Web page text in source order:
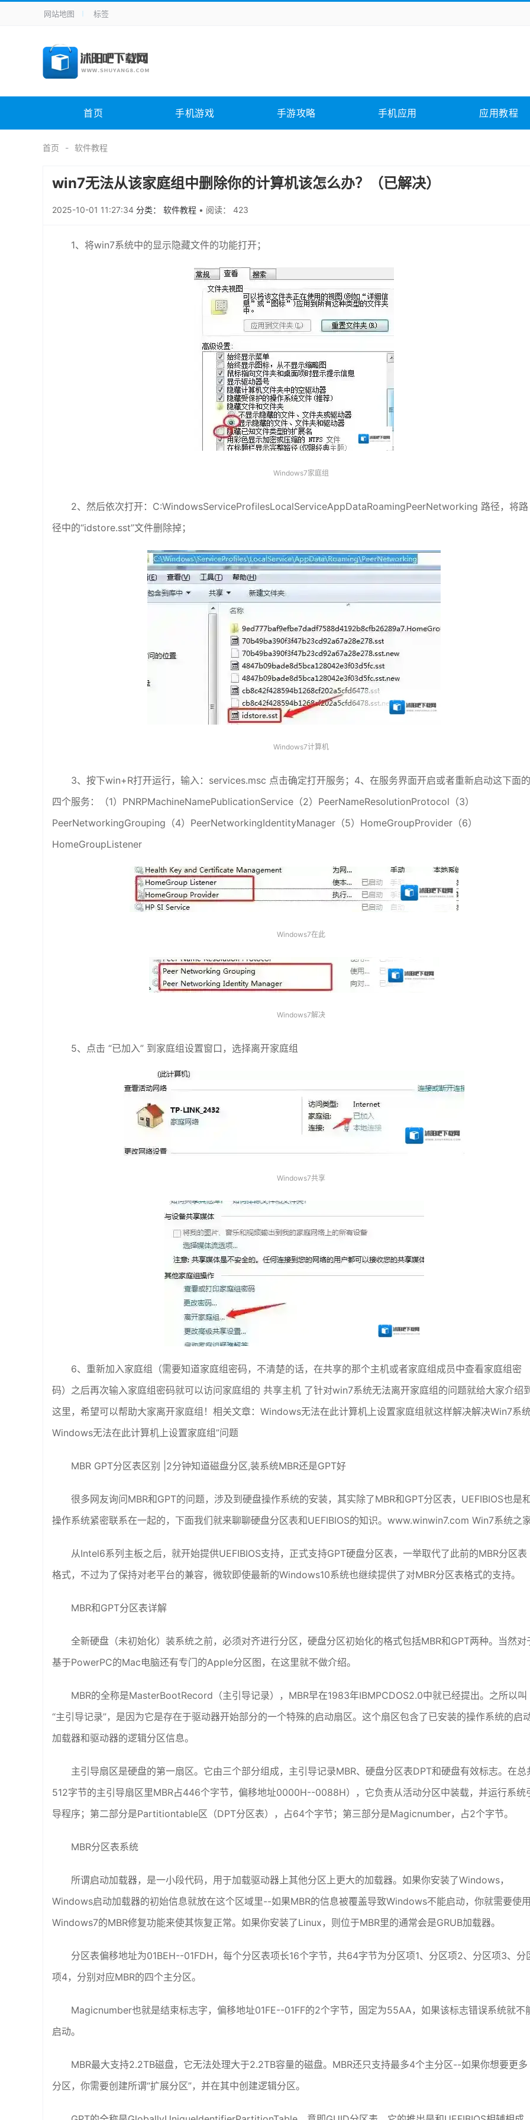
手机应用
手机游戏 H5游戏
电脑软件 其它类别 图形软件 安全相关 应用软件 影音软件 插件下载
未分类 综合其它
网站地图 标签
首页 手机游戏 手游攻略 手机应用 应用教程
首页 软件教程
win7无法从该家庭组中删除你的计算机该怎么办？（已解决）
2025-10-01 11:27:34 分类： 软件教程 • 阅读： 423
1、将win7系统中的显示隐藏文件的功能打开；
Windows7家庭组
2、然后依次打开：C:WindowsServiceProfilesLocalServiceAppDataRoamingPeerNetworking 路径，将路
径中的“idstore.sst”文件删除掉；
Windows7计算机
3、按下win+R打开运行，输入：services.msc 点击确定打开服务；4、在服务界面开启或者重新启动这下面的
四个服务：（1）PNRPMachineNamePublicationService（2）PeerNameResolutionProtocol（3）
PeerNetworkingGrouping（4）PeerNetworkingIdentityManager（5）HomeGroupProvider（6）
HomeGroupListener
Windows7在此
Windows7解决
5、点击 “已加入” 到家庭组设置窗口，选择离开家庭组
Windows7共享
6、重新加入家庭组（需要知道家庭组密码，不清楚的话，在共享的那个主机或者家庭组成员中查看家庭组密
码）之后再次输入家庭组密码就可以访问家庭组的 共享主机 了针对win7系统无法离开家庭组的问题就给大家介绍到
这里，希望可以帮助大家离开家庭组！相关文章：Windows无法在此计算机上设置家庭组就这样解决解决Win7系
Windows无法在此计算机上设置家庭组”问题
MBR GPT分区表区别 |2分钟知道磁盘分区,装系统MBR还是GPT好
很多网友询问MBR和GPT的问题，涉及到硬盘操作系统的安装，其实除了MBR和GPT分区表，UEFIBIOS也是
操作系统紧密联系在一起的，下面我们就来聊聊硬盘分区表和UEFIBIOS的知识。www.winwin7.com Win7系统之
从Intel6系列主板之后，就开始提供UEFIBIOS支持，正式支持GPT硬盘分区表，一举取代了此前的MBR分区表
格式，不过为了保持对老平台的兼容，微软即使最新的Windows10系统也继续提供了对MBR分区表格式的支持。
MBR和GPT分区表详解
全新硬盘（未初始化）装系统之前，必须对齐进行分区，硬盘分区初始化的格式包括MBR和GPT两种。当然对
基于PowerPC的Mac电脑还有专门的Apple分区图，在这里就不做介绍。
MBR的全称是MasterBootRecord（主引导记录），MBR早在1983年IBMPCDOS2.0中就已经提出。之所以叫
“主引导记录”，是因为它是存在于驱动器开始部分的一个特殊的启动扇区。这个扇区包含了已安装的操作系统的启
加载器和驱动器的逻辑分区信息。
主引导扇区是硬盘的第一扇区。它由三个部分组成，主引导记录MBR、硬盘分区表DPT和硬盘有效标志。在总
512字节的主引导扇区里MBR占446个字节，偏移地址0000H--0088H），它负责从活动分区中装载，并运行系统
导程序；第二部分是Partitiontable区（DPT分区表），占64个字节；第三部分是Magicnumber，占2个字节。
MBR分区表系统
所谓启动加载器，是一小段代码，用于加载驱动器上其他分区上更大的加载器。如果你安装了Windows，
Windows启动加载器的初始信息就放在这个区域里--如果MBR的信息被覆盖导致Windows不能启动，你就需要使用
Windows7的MBR修复功能来使其恢复正常。如果你安装了Linux，则位于MBR里的通常会是GRUB加载器。
分区表偏移地址为01BEH--01FDH，每个分区表项长16个字节，共64字节为分区项1、分区项2、分区项3、分
项4，分别对应MBR的四个主分区。
Magicnumber也就是结束标志字，偏移地址01FE--01FF的2个字节，固定为55AA，如果该标志错误系统就不
启动。
MBR最大支持2.2TB磁盘，它无法处理大于2.2TB容量的磁盘。MBR还只支持最多4个主分区--如果你想要更多
分区，你需要创建所谓“扩展分区”，并在其中创建逻辑分区。